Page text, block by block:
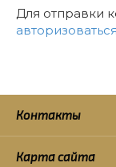
Для отправки
авторизоваться
Контакты
Карта сайта